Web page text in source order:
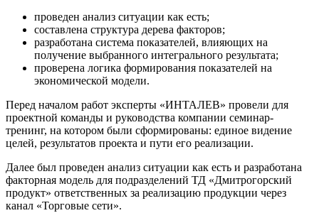
проведен анализ ситуации как есть;
составлена структура дерева факторов;
разработана система показателей, влияющих на
получение выбранного интегрального результата;
проверена логика формирования показателей на
экономической модели.
Перед началом работ эксперты «ИНТАЛЕВ» провели для
проектной команды и руководства компании семинар-
тренинг, на котором были сформированы: единое видение
целей, результатов проекта и пути его реализации.
Далее был проведен анализ ситуации как есть и разработана
факторная модель для подразделений ТД «Дмитрогорский
продукт» ответственных за реализацию продукции через
канал «Торговые сети».